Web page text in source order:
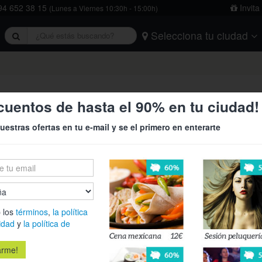
652 38 15 (Lunes a Viernes 10:30h - 15:00h)
Selecciona tu ciudad
Tarragona Valencia Vitoria
y limpieza de caldera ¡A un
90,70€
Revisión de
radiadores,
Serrano y
la
de hasta el 90% en tu ciudad!
ofertas en tu e-mail y se el primero en enterarte
lostérminos, la política
y la política de